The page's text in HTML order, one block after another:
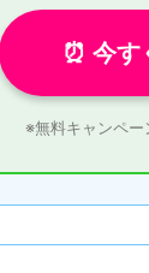
⏰ 今
※無料キャンペー